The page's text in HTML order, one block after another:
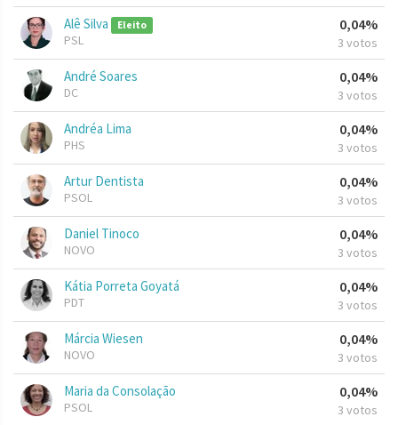
Alê Silva Eleito
PSL
0,04%
3 votos
André Soares
DC
0,04%
3 votos
Andréa Lima
PHS
0,04%
3 votos
Artur Dentista
PSOL
0,04%
3 votos
Daniel Tinoco
NOVO
0,04%
3 votos
Kátia Porreta Goyatá
PDT
0,04%
3 votos
Márcia Wiesen
NOVO
0,04%
3 votos
Maria da Consolação
PSOL
0,04%
3 votos